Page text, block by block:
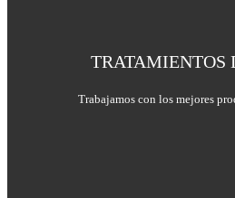
TRATAMIENTOS
Trabajamos con los mejores